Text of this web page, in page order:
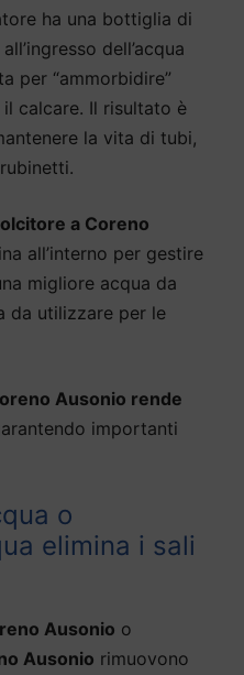
ha una bottiglia di
dell’acqua
per “ammorbidire”
il calcare. Il risultato è
la vita di tubi,
a Coreno
all’interno per gestire
migliore acqua da
da utilizzare per le
Ausonio rende
importanti
o
elimina i sali
Ausonio o
Ausonio rimuovono